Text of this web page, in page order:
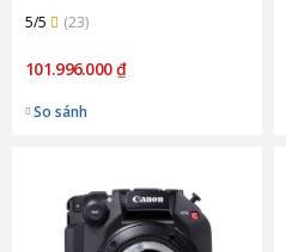
5/5
(23)
101.996.000 ₫
So sánh